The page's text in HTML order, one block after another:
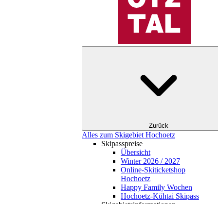
Zurück
Alles zum Skigebiet Hochoetz
Skipasspreise
Übersicht
Winter 2026 / 2027
Online-Skiticketshop
Hochoetz
Happy Family Wochen
Hochoetz-Kühtai Skipass